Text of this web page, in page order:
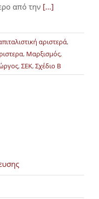
από την [...]
αριστερά,
, Μαρξισμός,
,ΣΕΚ,Σχέδιο Β